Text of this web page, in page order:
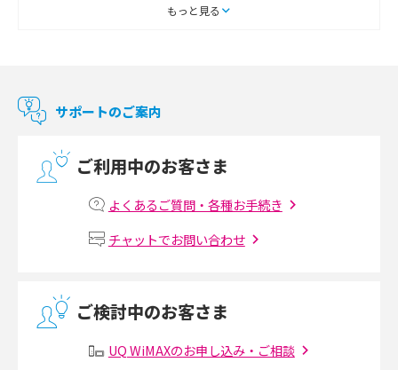
スマートテレビとは？特徴や選び方、使い方をわかりやすく解説
マンションで使えるWi-Fiは？種類ごとの特徴や選び方を紹介
マンションで光回線の利用を始める手順は？設備状況の確認方法も解説
Wi-Fiルーターの設定方法をわかりやすく解説！事前に準備すべきものも紹
無線LANとは？メリット・デメリットや接続方法を解説
もっと見る
サポートのご案内
ご利用中のお客さま
よくあるご質問・各種お手続き
チャットでお問い合わせ
ご検討中のお客さま
UQ WiMAXのお申し込み・ご相談